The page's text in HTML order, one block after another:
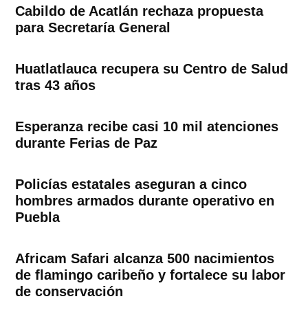
Cabildo de Acatlán rechaza propuesta
para Secretaría General
Huatlatlauca recupera su Centro de Salud
tras 43 años
Esperanza recibe casi 10 mil atenciones
durante Ferias de Paz
Policías estatales aseguran a cinco
hombres armados durante operativo en
Puebla
Africam Safari alcanza 500 nacimientos
de flamingo caribeño y fortalece su labor
de conservación